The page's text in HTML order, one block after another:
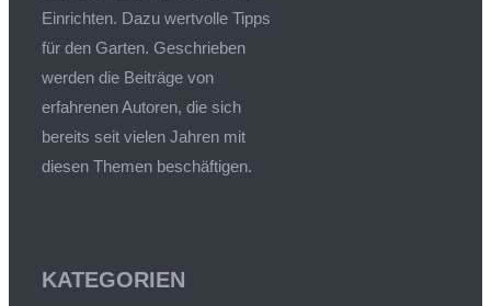
Einrichten. Dazu wertvolle Tipps
für den Garten. Geschrieben
werden die Beiträge von
erfahrenen Autoren, die sich
bereits seit vielen Jahren mit
diesen Themen beschäftigen.
KATEGORIEN